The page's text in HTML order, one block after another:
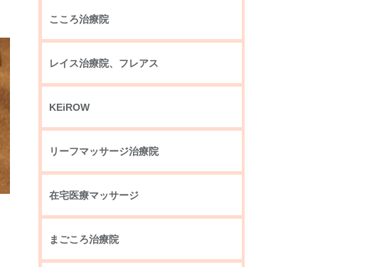
こころ治療院
レイス治療院、フレアス
KEiROW
リーフマッサージ治療院
在宅医療マッサージ
まごころ治療院